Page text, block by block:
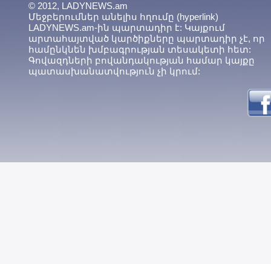
© 2012, LADYNEWS.am
Մեջբերումներ անելիս հղումը (hyperlink)
LADYNEWS.am-ին պարտադիր է: Կայքում
արտահայտված կարծիքները պարտադիր չէ, որ
համընկնեն խմբագրության տեսակետի հետ:
Գովազդների բովանդակության համար կայքը
պատասխանատվություն չի կրում: